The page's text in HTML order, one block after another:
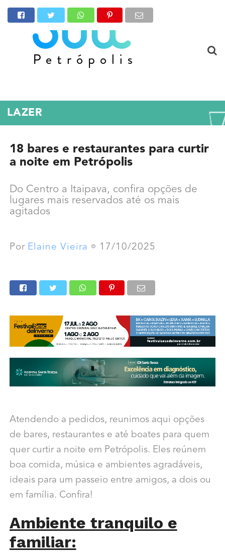
LAZER
18 bares e restaurantes para curtir
a noite em Petrópolis
Do Centro a Itaipava, confira opções de
lugares mais reservados até os mais
agitados
Por Elaine Vieira 17/10/2025
Atendendo a pedidos, reunimos aqui opções
de bares, restaurantes e até boates para quem
quer curtir a noite em Petrópolis. Eles reúnem
boa comida, música e ambientes agradáveis,
ideais para um passeio entre amigos, a dois ou
em família. Confira!
Ambiente tranquilo e
familiar: